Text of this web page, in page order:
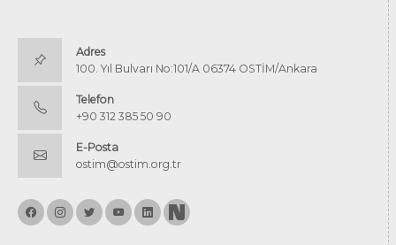
Adres
100. Yıl Bulvarı No:101/A 06374 OSTİM/Ankara
Telefon
+90 312 385 50 90
E-Posta
ostim@ostim.org.tr